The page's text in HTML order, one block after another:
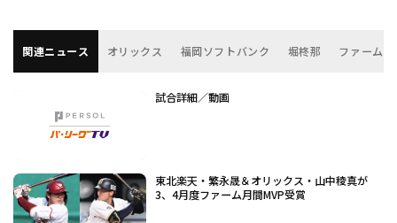
関連ニュース オリックス 福岡ソフトバンク 堀柊那 ファーム
試合詳細／動画
東北楽天・繁永晟＆オリックス・山中稜真が
3、4月度ファーム月間MVP受賞